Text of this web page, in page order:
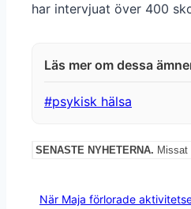
har intervjuat över 400
Post
#psykisk hälsa
SENASTE NYHETERNA. Missat
När Maja förlorade